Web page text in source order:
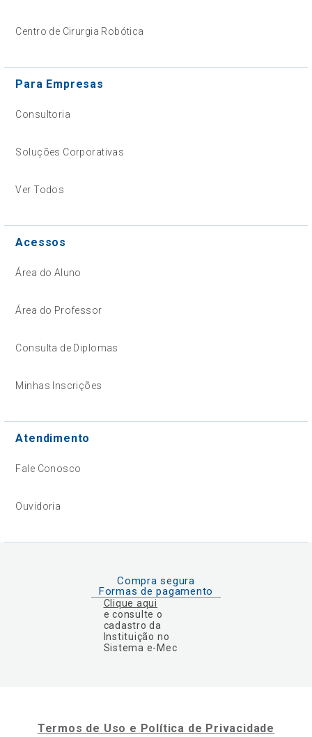
Centro de Cirurgia Robótica
Para Empresas
Consultoria
Soluções Corporativas
Ver Todos
Acessos
Área do Aluno
Área do Professor
Consulta de Diplomas
Minhas Inscrições
Atendimento
Fale Conosco
Ouvidoria
Compra segura
Formas de pagamento
Clique aqui
e consulte o
cadastro da
Instituição no
Sistema e-Mec
Termos de Uso e Política de Privacidade